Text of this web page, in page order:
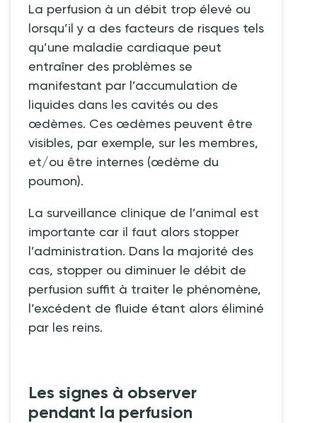
La perfusion à un débit trop élevé ou
lorsqu’il y a des facteurs de risques tels
qu’une maladie cardiaque peut
entraîner des problèmes se
manifestant par l’accumulation de
liquides dans les cavités ou des
œdèmes. Ces œdèmes peuvent être
visibles, par exemple, sur les membres,
et/ou être internes (œdème du
poumon).
La surveillance clinique de l’animal est
importante car il faut alors stopper
l’administration. Dans la majorité des
cas, stopper ou diminuer le débit de
perfusion suffit à traiter le phénomène,
l’excédent de fluide étant alors éliminé
par les reins.
Les signes à observer
pendant la perfusion